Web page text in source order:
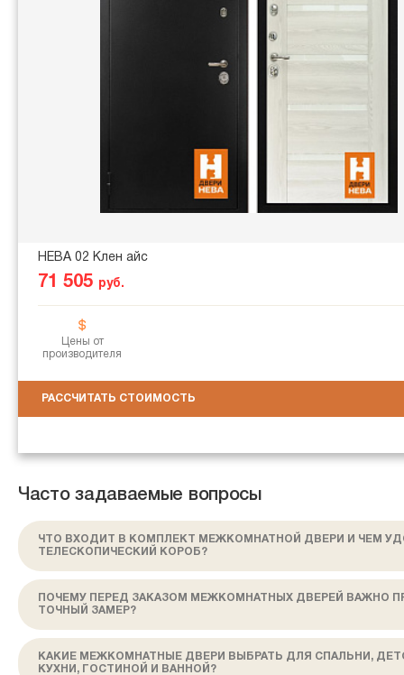
НЕВА 02 Клен айс
71 505 руб.
Цены от
производителя
РАССЧИТАТЬ СТОИМОСТЬ
Часто задаваемые вопросы
ЧТО ВХОДИТ В КОМПЛЕКТ МЕЖКОМНАТНОЙ ДВЕРИ И ЧЕМ
ТЕЛЕСКОПИЧЕСКИЙ КОРОБ?
ПОЧЕМУ ПЕРЕД ЗАКАЗОМ МЕЖКОМНАТНЫХ ДВЕРЕЙ ВАЖНО
ТОЧНЫЙ ЗАМЕР?
КАКИЕ МЕЖКОМНАТНЫЕ ДВЕРИ ВЫБРАТЬ ДЛЯ СПАЛЬНИ,
КУХНИ, ГОСТИНОЙ И ВАННОЙ?